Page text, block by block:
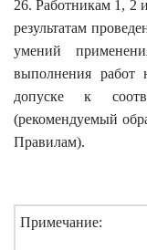
26. Работникам 1, 2
результатам
умений
выполнения работ
допуске к
(рекомендуемый
Правилам).
Примечание: